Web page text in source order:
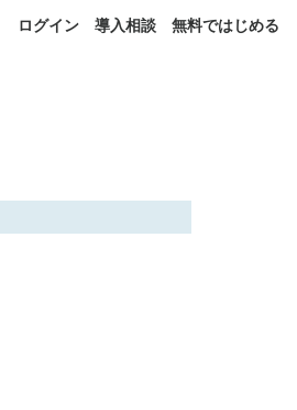
ログイン 導入相談 無料ではじめる